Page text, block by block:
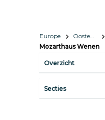
Europe Oostenrijk
Mozarthaus Wenen
Overzicht
Secties